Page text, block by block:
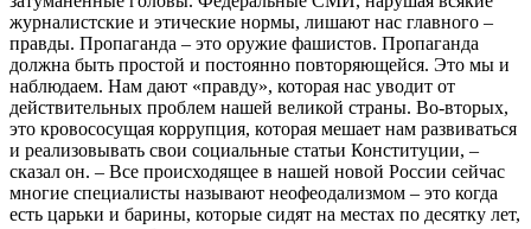
журналистские и этические нормы, лишают нас главного –
правды. Пропаганда – это оружие фашистов. Пропаганда
должна быть простой и постоянно повторяющейся. Это мы и
наблюдаем. Нам дают «правду», которая нас уводит от
действительных проблем нашей великой страны. Во-вторых,
это кровососущая коррупция, которая мешает нам развиваться
и реализовывать свои социальные статьи Конституции, –
сказал он. – Все происходящее в нашей новой России сейчас
многие специалисты называют неофеодализмом – это когда
есть царьки и барины, которые сидят на местах по десятку лет,